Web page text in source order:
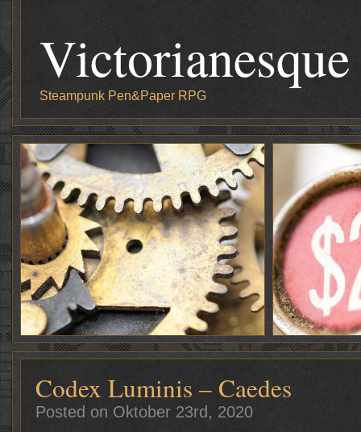
Victorianesque
Steampunk Pen&Paper RPG
Codex Luminis – Caedes
Posted on Oktober 23rd, 2020